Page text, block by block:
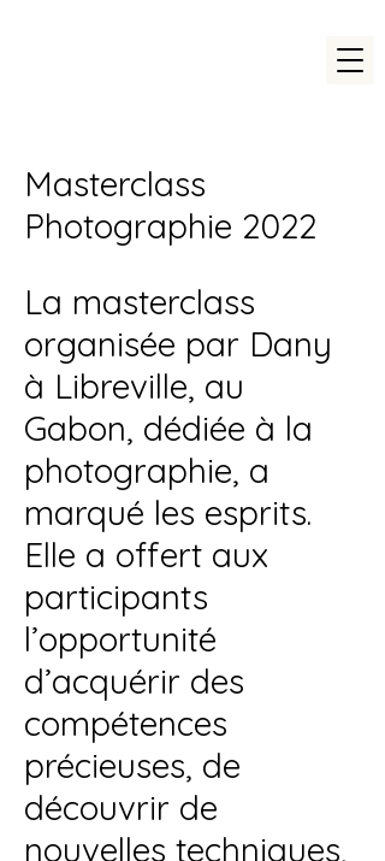
Masterclass
Photographie 2022
La masterclass
organisée par Dany
à Libreville, au
Gabon, dédiée à la
photographie, a
marqué les esprits.
Elle a offert aux
participants
l’opportunité
d’acquérir des
compétences
précieuses, de
découvrir de
nouvelles techniques,